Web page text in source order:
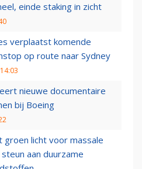
einde staking in zicht
verplaatst komende
op route naar Sydney
nieuwe documentaire
bij Boeing
groen licht voor massale
aan duurzame